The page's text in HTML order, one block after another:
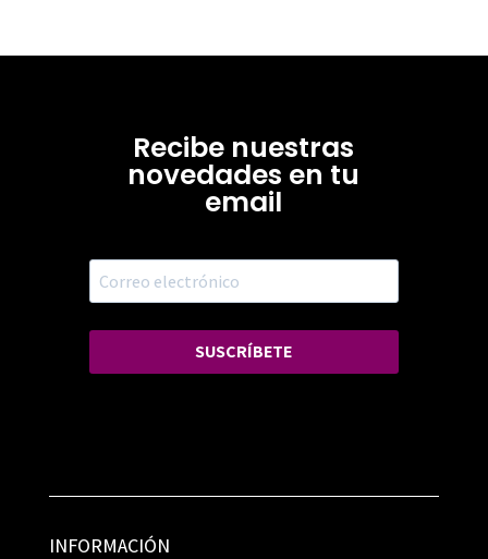
Recibe nuestras
novedades en tu
email
SUSCRÍBETE
INFORMACIÓN